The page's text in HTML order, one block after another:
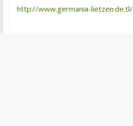
http://www.germania-lietzen.de.tl/